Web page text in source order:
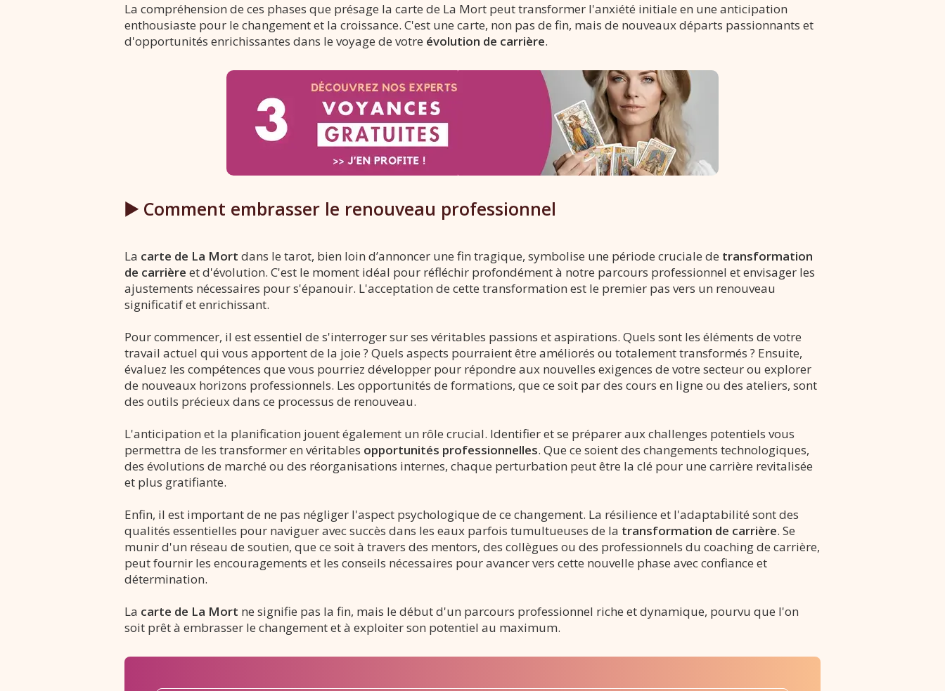
La compréhension de ces phases que présage la carte de La Mort peut transformer l'anxiété initiale en une anticipation
enthousiaste pour le changement et la croissance. C'est une carte, non pas de fin, mais de nouveaux départs passionnants et
d'opportunités enrichissantes dans le voyage de votre évolution de carrière.
▶️ Comment embrasser le renouveau professionnel
La carte de La Mort dans le tarot, bien loin d’annoncer une fin tragique, symbolise une période cruciale de transformation
de carrière et d'évolution. C'est le moment idéal pour réfléchir profondément à notre parcours professionnel et envisager les
ajustements nécessaires pour s'épanouir. L'acceptation de cette transformation est le premier pas vers un renouveau
significatif et enrichissant.
Pour commencer, il est essentiel de s'interroger sur ses véritables passions et aspirations. Quels sont les éléments de votre
travail actuel qui vous apportent de la joie ? Quels aspects pourraient être améliorés ou totalement transformés ? Ensuite,
évaluez les compétences que vous pourriez développer pour répondre aux nouvelles exigences de votre secteur ou explorer
de nouveaux horizons professionnels. Les opportunités de formations, que ce soit par des cours en ligne ou des ateliers, sont
des outils précieux dans ce processus de renouveau.
L'anticipation et la planification jouent également un rôle crucial. Identifier et se préparer aux challenges potentiels vous
permettra de les transformer en véritables opportunités professionnelles. Que ce soient des changements technologiques,
des évolutions de marché ou des réorganisations internes, chaque perturbation peut être la clé pour une carrière revitalisée
et plus gratifiante.
Enfin, il est important de ne pas négliger l'aspect psychologique de ce changement. La résilience et l'adaptabilité sont des
qualités essentielles pour naviguer avec succès dans les eaux parfois tumultueuses de la transformation de carrière. Se
munir d'un réseau de soutien, que ce soit à travers des mentors, des collègues ou des professionnels du coaching de carrière,
peut fournir les encouragements et les conseils nécessaires pour avancer vers cette nouvelle phase avec confiance et
détermination.
La carte de La Mort ne signifie pas la fin, mais le début d'un parcours professionnel riche et dynamique, pourvu que l'on
soit prêt à embrasser le changement et à exploiter son potentiel au maximum.